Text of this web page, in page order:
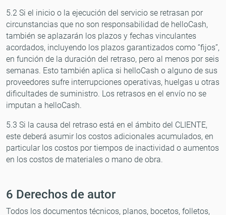
5.2 Si el inicio o la ejecución del servicio se retrasan por
circunstancias que no son responsabilidad de helloCash,
también se aplazarán los plazos y fechas vinculantes
acordados, incluyendo los plazos garantizados como “fijos”,
en función de la duración del retraso, pero al menos por seis
semanas. Esto también aplica si helloCash o alguno de sus
proveedores sufre interrupciones operativas, huelgas u otras
dificultades de suministro. Los retrasos en el envío no se
imputan a helloCash.
5.3 Si la causa del retraso está en el ámbito del CLIENTE,
este deberá asumir los costos adicionales acumulados, en
particular los costos por tiempos de inactividad o aumentos
en los costos de materiales o mano de obra.
6 Derechos de autor
Todos los documentos técnicos, planos, bocetos, folletos,